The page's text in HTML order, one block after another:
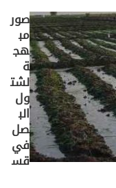
صور
مب
هج
ة
لشت
ول
الب
صل
في
قس